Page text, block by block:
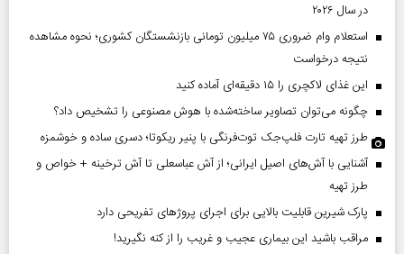
در سال ۲۰۲۶
استعلام وام ضروری ۷۵ میلیون تومانی بازنشستگان کشوری؛ نحوه مشاهده
نتیجه درخواست
این غذای لاکچری را ۱۵ دقیقه‌ای آماده کنید
چگونه می‌توان تصاویر ساخته‌شده با هوش مصنوعی را تشخیص داد؟
طرز تهیه تارت فلپ‌جک توت‌فرنگی با پنیر ریکوتا؛ دسری ساده و خوشمزه
آشنایی با آش‌های اصیل ایرانی؛ از آش عباسعلی تا آش ترخینه + خواص و
طرز تهیه
پارک شیرین قابلیت‌ بالایی برای اجرای پروژهای تفریحی دارد
مراقب باشید این بیماری عجیب و غریب را از کنه نگیرید!